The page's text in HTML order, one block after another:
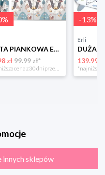
%
MATA PIANKOWA EDUKACYJNA SKŁADANA DLA DZIECI DUŻA 180x200 PIANKA XPE NUKIDO
zł 99.99 zł*
*najniższa cena z 30 dni przed obniżką
-13%
Erli
139.99 zł
innych sklepów